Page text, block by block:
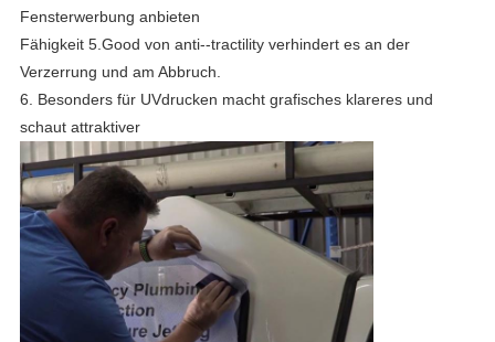
Fensterwerbung anbieten
Fähigkeit 5.Good von anti--tractility verhindert es an der
Verzerrung und am Abbruch.
6. Besonders für UVdrucken macht grafisches klareres und
schaut attraktiver